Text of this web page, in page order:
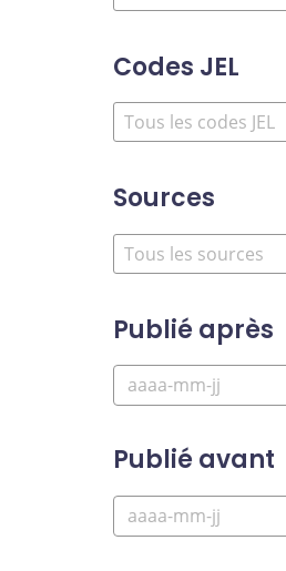
Codes JEL
Sources
Publié après
Publié avant